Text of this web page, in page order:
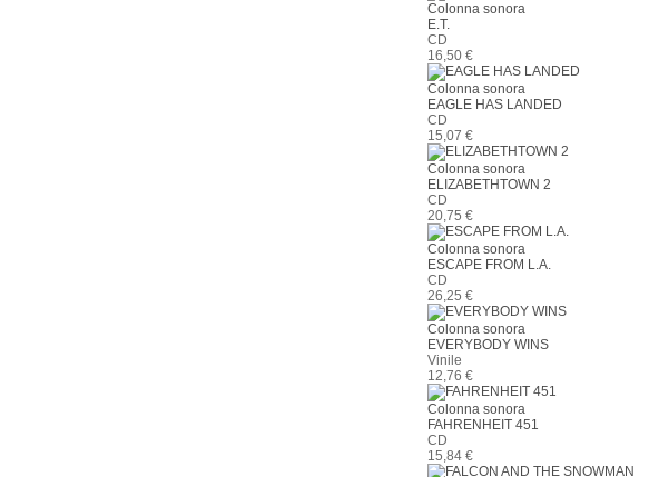
Colonna sonora
E.T.
CD
16,50 €
Colonna sonora
EAGLE HAS LANDED
CD
15,07 €
Colonna sonora
ELIZABETHTOWN 2
CD
20,75 €
Colonna sonora
ESCAPE FROM L.A.
CD
26,25 €
Colonna sonora
EVERYBODY WINS
Vinile
12,76 €
Colonna sonora
FAHRENHEIT 451
CD
15,84 €